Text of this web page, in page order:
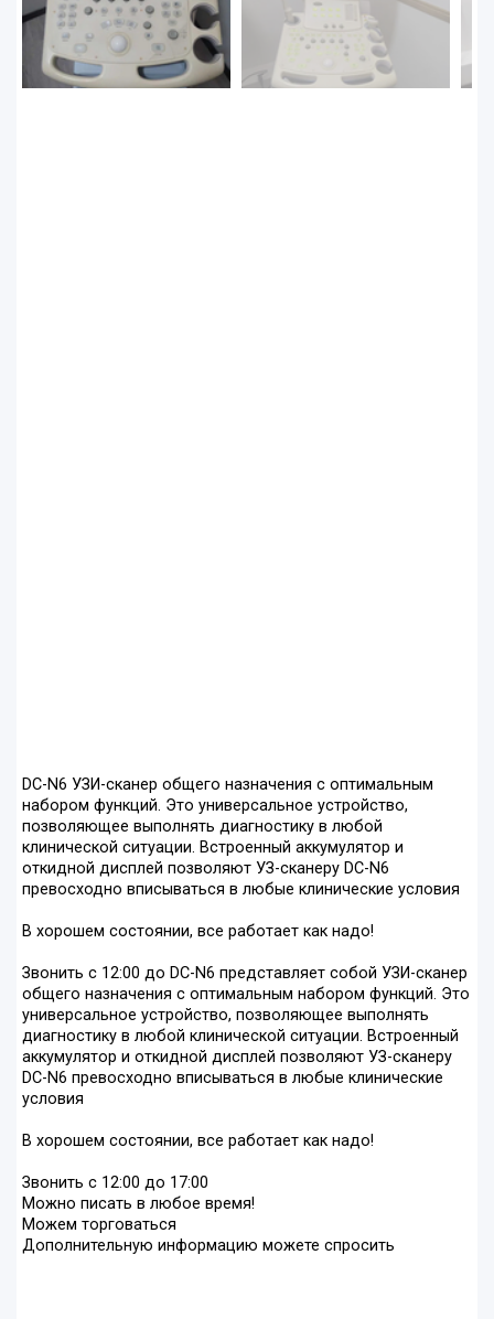
DC-N6 УЗИ-сканер общего назначения с оптимальным
набором функций. Это универсальное устройство,
позволяющее выполнять диагностику в любой
клинической ситуации. Встроенный аккумулятор и
откидной дисплей позволяют УЗ-сканеру DC-N6
превосходно вписываться в любые клинические условия
В хорошем состоянии, все работает как надо!
Звонить с 12:00 до DC-N6 представляет собой УЗИ-сканер
общего назначения с оптимальным набором функций. Это
универсальное устройство, позволяющее выполнять
диагностику в любой клинической ситуации. Встроенный
аккумулятор и откидной дисплей позволяют УЗ-сканеру
DC-N6 превосходно вписываться в любые клинические
условия
В хорошем состоянии, все работает как надо!
Звонить с 12:00 до 17:00
Можно писать в любое время!
Можем торговаться
Дополнительную информацию можете спросить